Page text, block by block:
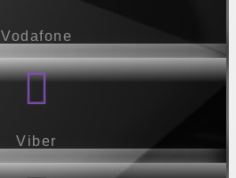
Vodafone
Viber